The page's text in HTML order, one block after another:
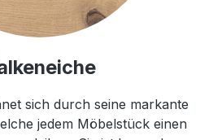
sich durch seine markante
jedem Möbelstück einen